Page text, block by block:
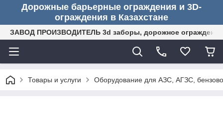
Дорожные барьерные ограждения и 3D-
ограждения в Казахстане
ЗАВОД ПРОИЗВОДИТЕЛЬ 3d заборы, дорожное ограждение
Товары и услуги Оборудование для АЗС, АГЗС,